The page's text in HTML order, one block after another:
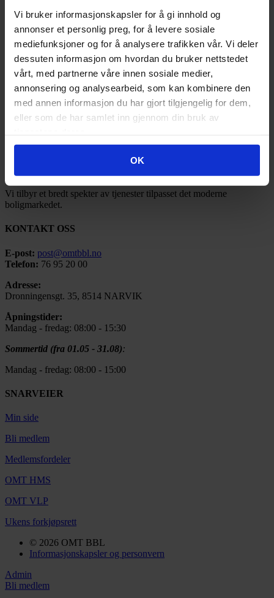
Vi bruker informasjonskapsler for å gi innhold og
annonser et personlig preg, for å levere sosiale
mediefunksjoner og for å analysere trafikken vår. Vi deler
dessuten informasjon om hvordan du bruker nettstedet
vårt, med partnerne våre innen sosiale medier,
annonsering og analysearbeid, som kan kombinere den
med annen informasjon du har gjort tilgjengelig for dem,
eller som de har samlet inn gjennom din bruk av
OK
2020(17)
2019(77)
2017(141)
2016(185)
2015(35)
2014
(3)
2013(1)
2012(1)
2011(3)
Ofoten Midt-Troms Boligbyggelag ble stiftet under navnet Narvik
Boligbyggelag så tidlig som i 1946.
Vi tilbyr et bredt spekter av tjenester tilpasset det moderne
boligmarkedet.
KONTAKT OSS
E-post: post@omtbbl.no
Telefon: 76 95 20 00
Adresse:
Dronningensgt. 35, 8514 NARVIK
Åpningstider:
Mandag - fredag: 08:00 - 15:30
Sommertid (fra 01.05 - 31.08):
Mandag - fredag: 08:00 - 15:00
SNARVEIER
Min side
Bli medlem
Medlemsfordeler
OMT HMS
OMT VLP
Ukens forkjøpsrett
© 2026 OMT BBL
Informasjonskapsler og personvern
Admin
Bli medlem